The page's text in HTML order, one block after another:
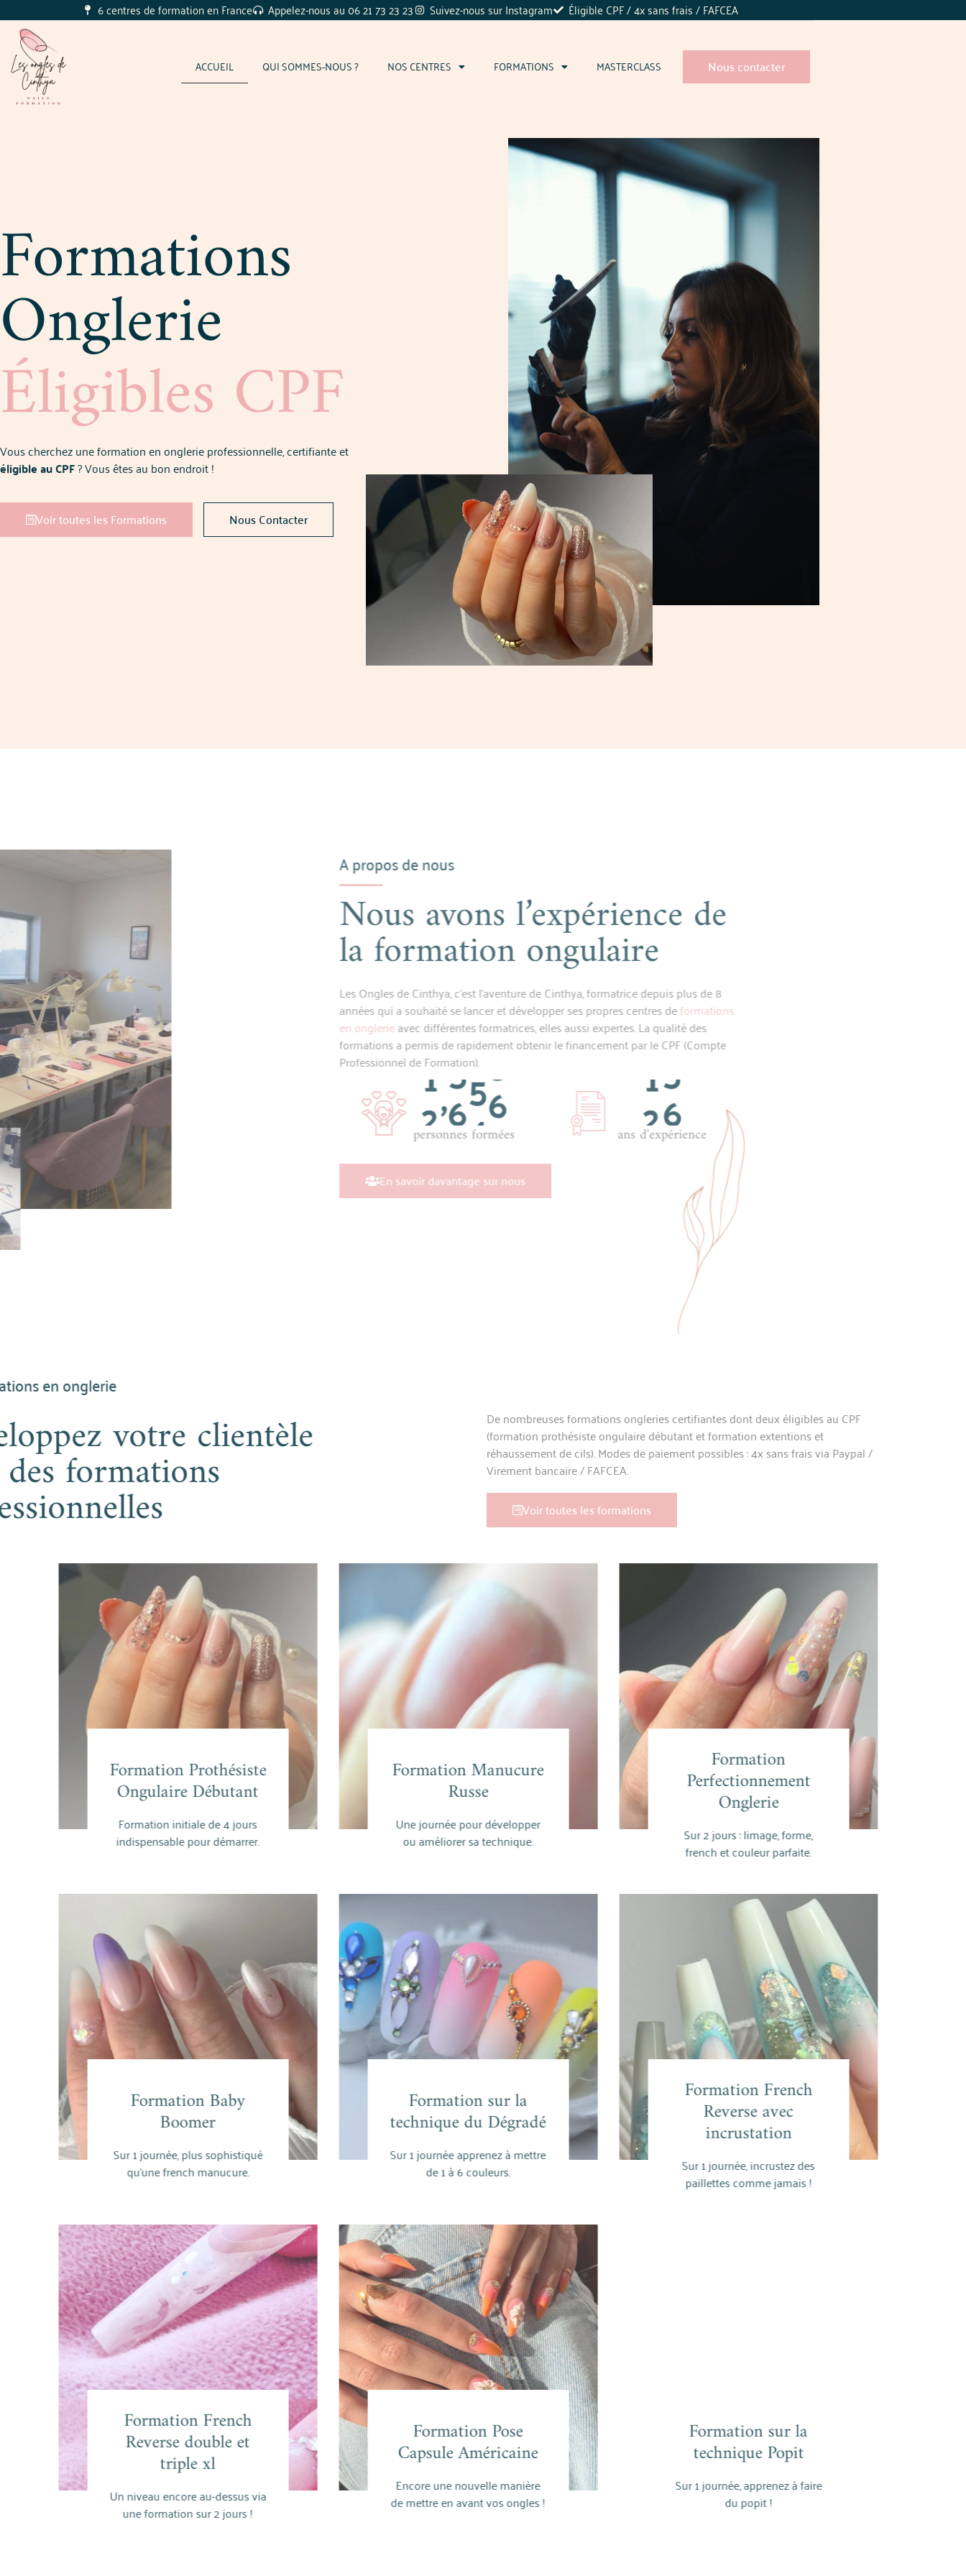
6 centres de formation en France Appelez-nous au 06 21 73 23 23 Suivez-nous sur Instagram Éligible CPF / 4x sans frais / FAFCEA
ACCUEIL QUI SOMMES-NOUS ? NOS CENTRES FORMATIONS MASTERCLASS Nous contacter
Formations
Onglerie
Éligibles CPF
Vous cherchez une formation en onglerie professionnelle, certifiante et
éligible au CPF? Vous êtes au bon endroit !
Voir toutes les Formations Nous Contacter
A propos de nous
Nous avons l’expérience de
la formation ongulaire
Les Ongles de Cinthya, c’est l’aventure de Cinthya, formatrice depuis plus de 8
années qui a souhaité se lancer et développer ses propres centres de
en onglerieavec différentes formatrices, elles aussi expertes. La qualité des
formations a permis de rapidement obtenir le financement par le CPF (Compte
Professionnel de Formation).
2 00
personnes formées
2
ans d'expérience
En savoir davantage sur nous
Nos formations en onglerie
Développez votre clientèle
avec des formations
professionnelles
De nombreuses formations ongleries certifiantes dont deux éligibles au CPF
(formation prothésiste ongulaire débutant et formation extentions et
réhaussement de cils). Modes de paiement possibles : 4x sans frais via Paypal /
Virement bancaire / FAFCEA.
Voir toutes les formations
Formation Prothésiste
Ongulaire Débutant
Formation initiale de 4 jours
indispensable pour démarrer.
Formation Prothésiste
Ongulaire Débutant
En savoir plus
Formation Manucure
Une journée pour développer
ou améliorer sa technique.
Formation Manucure
En savoir plus
Formation
Perfectionnement
Onglerie
Sur 2 jours : limage, forme,
french et couleur parfaite.
Formation
Perfectionnement
En savoir plus
Formation Baby
Sur 1 journée, plus sophistiqué
qu’une french manucure.
Formation Baby
En savoir plus
Formation sur la
technique du Dégradé
Sur 1 journée apprenez à mettre
de 1 à 6 couleurs.
Formation sur la
technique du Dégradé
En savoir plus
Formation French
Reverse avec
incrustation
Sur 1 journée, incrustez des
paillettes comme jamais !
Formation French
Reverse avec
incrustation
En savoir plus
Formation French
Reverse double et
Un niveau encore au-dessus via
une formation sur 2 jours !
Formation French
Reverse double et
En savoir plus
Formation Pose
Capsule Américaine
Encore une nouvelle manière
de mettre en avant vos ongles !
Formation Pose
Capsule Américaine
En savoir plus
Formation sur la
technique Popit
Sur 1 journée, apprenez à faire
Formation sur la
technique Popit
En savoir plus